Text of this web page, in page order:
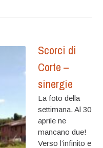
Scorci di
Corte –
sinergie
La foto della
settimana. Al 30
aprile ne
mancano due!
Verso l’infinito e